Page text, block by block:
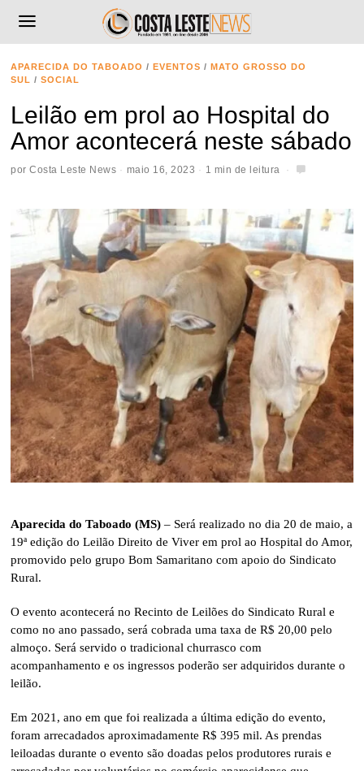
APARECIDA DO TABOADO / EVENTOS / MATO GROSSO DO
SUL / SOCIAL
Leilão em prol ao Hospital do
Amor acontecerá neste sábado
porCosta Leste News maio 16, 2023 1 min de leitura
Aparecida do Taboado (MS) – Será realizado no dia 20 de maio, a
19ª edição do Leilão Direito de Viver em prol ao Hospital do Amor,
promovido pelo grupo Bom Samaritano com apoio do Sindicato
Rural.
O evento acontecerá no Recinto de Leilões do Sindicato Rural e
como no ano passado, será cobrada uma taxa de R$ 20,00 pelo
almoço. Será servido o tradicional churrasco com
acompanhamento e os ingressos poderão ser adquiridos durante o
leilão.
Em 2021, ano em que foi realizada a última edição do evento,
foram arrecadados aproximadamente R$ 395 mil. As prendas
leiloadas durante o evento são doadas pelos produtores rurais e